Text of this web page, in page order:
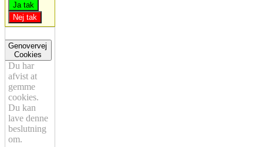
Ja tak
Nej tak
Genovervej
Cookies
Du har
afvist at
gemme
cookies.
Du kan
lave denne
beslutning
om.